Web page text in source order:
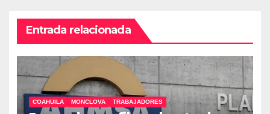
Entrada relacionada
COAHUILA MONCLOVA TRABAJADORES